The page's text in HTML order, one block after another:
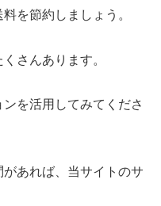
を節約しましょう。
さんあります。
を活用してみてくださ
あれば、当サイトのサ